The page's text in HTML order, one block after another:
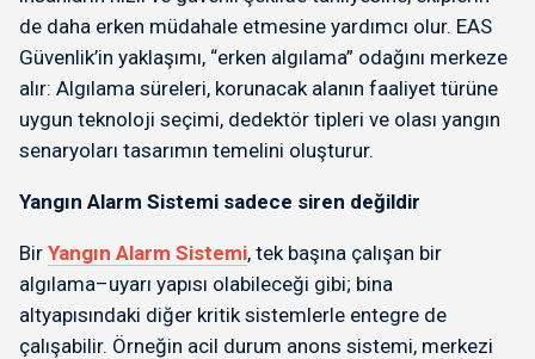
de daha erken müdahale etmesine yardımcı olur. EAS
Güvenlik’in yaklaşımı, “erken algılama” odağını merkeze
alır: Algılama süreleri, korunacak alanın faaliyet türüne
uygun teknoloji seçimi, dedektör tipleri ve olası yangın
senaryoları tasarımın temelini oluşturur.
Yangın Alarm Sistemi sadece siren değildir
Bir Yangın Alarm Sistemi, tek başına çalışan bir
algılama–uyarı yapısı olabileceği gibi; bina
altyapısındaki diğer kritik sistemlerle entegre de
çalışabilir. Örneğin acil durum anons sistemi, merkezi